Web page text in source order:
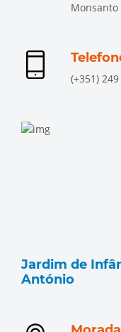
Monsanto
(+351)
Jardim de
António